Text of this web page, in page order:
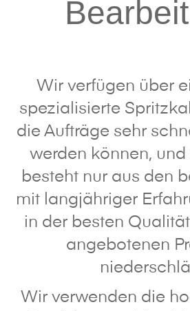
Wir verfügen über
spezialisierte
die Aufträge sehr
werden können, und
besteht nur aus den
mit langjähriger
in der besten
angebotenen
Wir verwenden die